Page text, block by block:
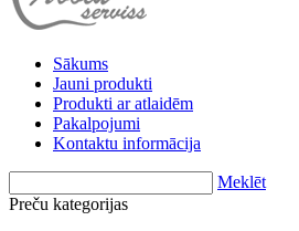
Sākums
Jauni produkti
Produkti ar atlaidēm
Pakalpojumi
Kontaktu informācija
Meklēt
Preču kategorijas